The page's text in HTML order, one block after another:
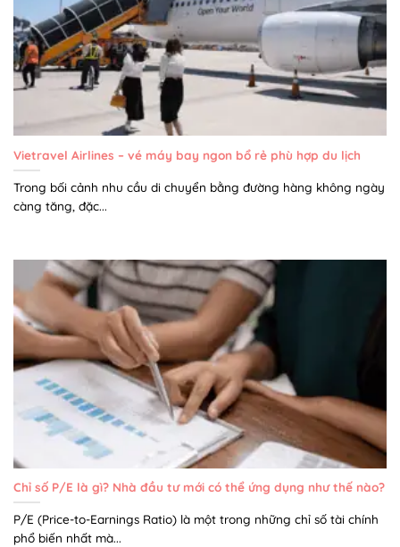
Vietravel Airlines – vé máy bay ngon bổ rẻ phù hợp du lịch
Trong bối cảnh nhu cầu di chuyển bằng đường hàng không ngày
càng tăng, đặc...
Chỉ số P/E là gì? Nhà đầu tư mới có thể ứng dụng như thế nào?
P/E (Price-to-Earnings Ratio) là một trong những chỉ số tài chính
phổ biến nhất mà...